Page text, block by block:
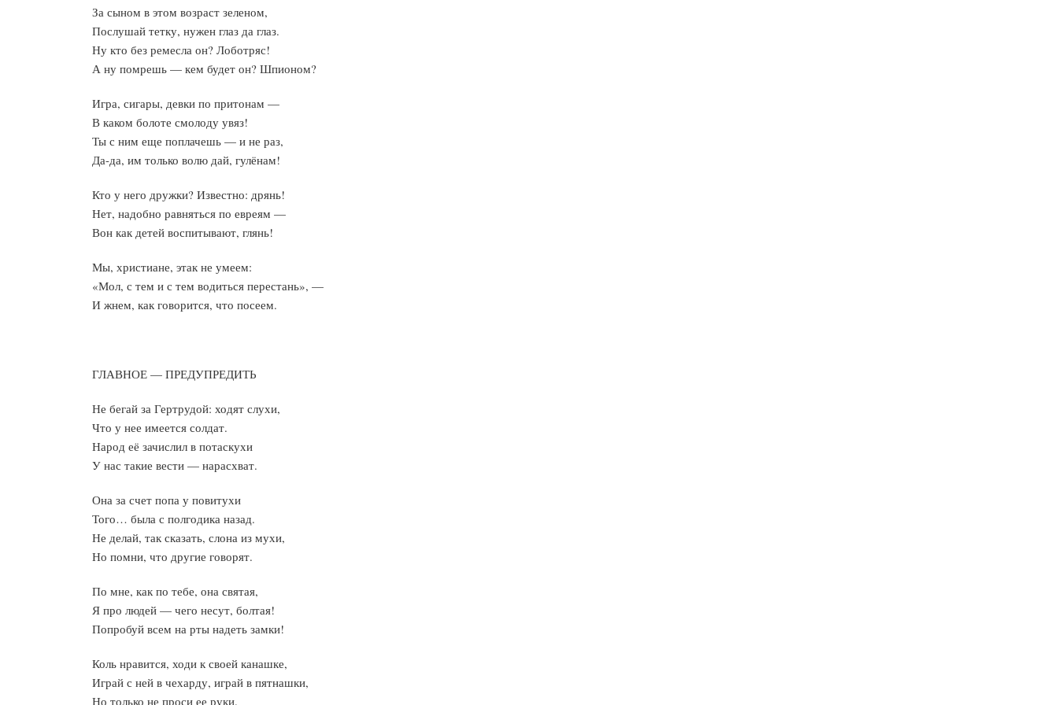
За сыном в этом возраст зеленом,
Послушай тетку, нужен глаз да глаз.
Ну кто без ремесла он? Лоботряс!
А ну помрешь — кем будет он? Шпионом?
Игра, сигары, девки по притонам —
В каком болоте смолоду увяз!
Ты с ним еще поплачешь — и не раз,
Да-да, им только волю дай, гулёнам!
Кто у него дружки? Известно: дрянь!
Нет, надобно равняться по евреям —
Вон как детей воспитывают, глянь!
Мы, христиане, этак не умеем:
«Мол, с тем и с тем водиться перестань», —
И жнем, как говорится, что посеем.
ГЛАВНОЕ — ПРЕДУПРЕДИТЬ
Не бегай за Гертрудой: ходят слухи,
Что у нее имеется солдат.
Народ её зачислил в потаскухи
У нас такие вести — нарасхват.
Она за счет попа у повитухи
Того… была с полгодика назад.
Не делай, так сказать, слона из мухи,
Но помни, что другие говорят.
По мне, как по тебе, она святая,
Я про людей — чего несут, болтая!
Попробуй всем на рты надеть замки!
Коль нравится, ходи к своей канашке,
Играй с ней в чехарду, играй в пятнашки,
Но только не проси ее руки.